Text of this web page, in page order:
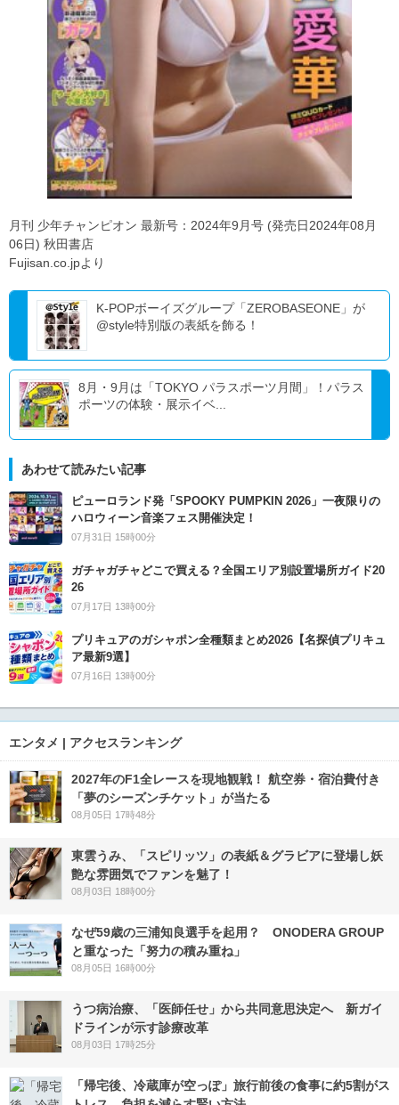
月刊 少年チャンピオン 最新号：2024年9月号 (発売日2024年08月
06日) 秋田書店
Fujisan.co.jpより
K-POPボーイズグループ「ZEROBASEONE」が
@style特別版の表紙を飾る！
8月・9月は「TOKYO パラスポーツ月間」！パラス
ポーツの体験・展示イベ...
あわせて読みたい記事
ピューロランド発「SPOOKY PUMPKIN 2026」一夜限りの
ハロウィーン音楽フェス開催決定！
07月31日 15時00分
ガチャガチャどこで買える？全国エリア別設置場所ガイド20
26
07月17日 13時00分
プリキュアのガシャポン全種類まとめ2026【名探偵プリキュ
ア最新9選】
07月16日 13時00分
エンタメ | アクセスランキング
2027年のF1全レースを現地観戦！ 航空券・宿泊費付き
「夢のシーズンチケット」が当たる
08月05日 17時48分
東雲うみ、「スピリッツ」の表紙＆グラビアに登場し妖
艶な雰囲気でファンを魅了！
08月03日 18時00分
なぜ59歳の三浦知良選手を起用？ ONODERA GROUP
と重なった「努力の積み重ね」
08月05日 16時00分
うつ病治療、「医師任せ」から共同意思決定へ 新ガイ
ドラインが示す診療改革
08月03日 17時25分
「帰宅後、冷蔵庫が空っぽ」旅行前後の食事に約5割がス